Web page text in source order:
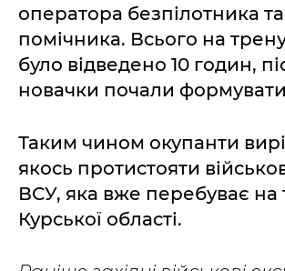
оператора безпілотника
помічника. Всього на
було відведено 10 годин,
новачки почали
Таким чином окупанти
якось протистояти
ВСУ, яка вже перебуває на
Курської області.